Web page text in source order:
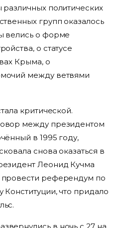
различных политических
групп оказалось
велись о форме
о статусе
Крыма, о
между ветвями
критической.
между президентом
в 1995 году,
снова оказаться в
Леонид Кучма
референдум по
Конституции, что придало